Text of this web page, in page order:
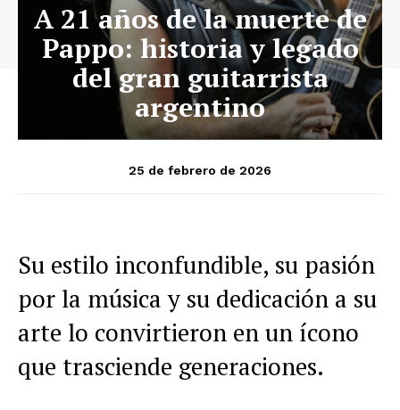
A 21 años de la muerte de
Pappo: historia y legado
del gran guitarrista
argentino
25 de febrero de 2026
Su estilo inconfundible, su pasión
por la música y su dedicación a su
arte lo convirtieron en un ícono
que trasciende generaciones.